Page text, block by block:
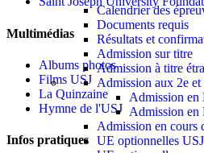
Calendrier des
Documents requis
Résultats et
Admission sur titre
Admission à titre
Admission aux 2e et
Admission en
Admission en
Admission en cours
UE optionnelles
Multimédias
Albums photos
Films USJ
La Quinzaine
Hymne de l'USJ
Infos pratiques